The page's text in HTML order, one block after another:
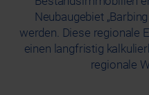
Neubaugebiet
werden. Diese regionale
einen langfristig
regionale